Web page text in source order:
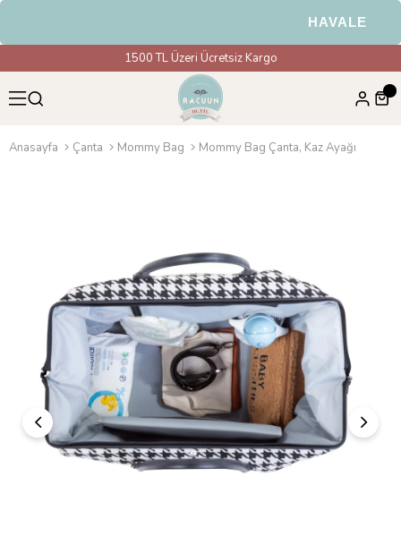
HAVALE &
1500 TL Üzeri Ücretsiz Kargo
Anasayfa Çanta Mommy Bag Mommy Bag Çanta, Kaz Ayağı